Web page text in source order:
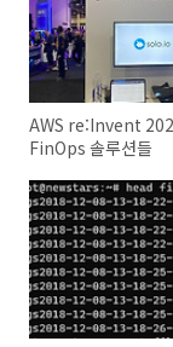
AWS re:Invent
FinOps 솔루션들